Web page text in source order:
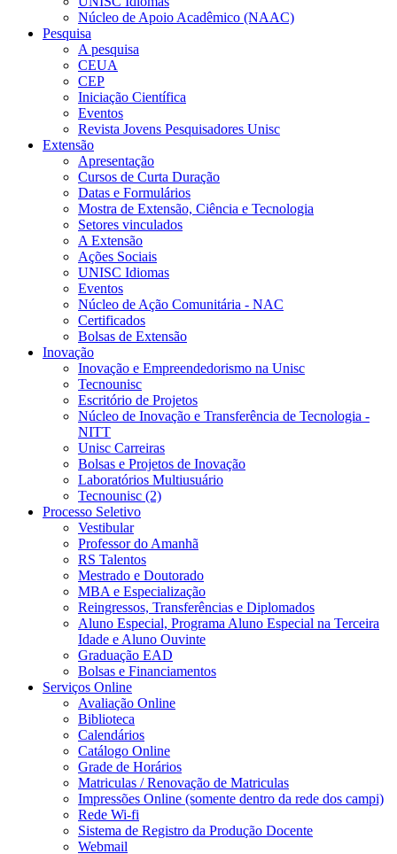
Núcleo de Apoio Acadêmico (NAAC)
Pesquisa
A pesquisa
CEUA
CEP
Iniciação Científica
Eventos
Revista Jovens Pesquisadores Unisc
Extensão
Apresentação
Cursos de Curta Duração
Datas e Formulários
Mostra de Extensão, Ciência e Tecnologia
Setores vinculados
A Extensão
Ações Sociais
UNISC Idiomas
Eventos
Núcleo de Ação Comunitária - NAC
Certificados
Bolsas de Extensão
Inovação
Inovação e Empreendedorismo na Unisc
Tecnounisc
Escritório de Projetos
Núcleo de Inovação e Transferência de Tecnologia -
NITT
Unisc Carreiras
Bolsas e Projetos de Inovação
Laboratórios Multiusuário
Tecnounisc (2)
Processo Seletivo
Vestibular
Professor do Amanhã
RS Talentos
Mestrado e Doutorado
MBA e Especialização
Reingressos, Transferências e Diplomados
Aluno Especial, Programa Aluno Especial na Terceira
Idade e Aluno Ouvinte
Graduação EAD
Bolsas e Financiamentos
Serviços Online
Avaliação Online
Biblioteca
Calendários
Catálogo Online
Grade de Horários
Matriculas / Renovação de Matriculas
Impressões Online (somente dentro da rede dos campi)
Rede Wi-fi
Sistema de Registro da Produção Docente
Webmail